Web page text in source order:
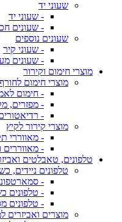
שעוני יד
- שעוני יד
- שעונים
שעונים נוספים
- שעוני קיר
- שעונים
מוצרי חימום וקירור
מוצרי חימום לחורף
- חימום
- מפזרים,
-
מוצרי קירור לקיץ
- מאווררי
- מאווררים
טלפונים, טאבלטים
טלפונים ניידים,
-
- טלפונים
- טלפונים
מוצרים ואביזרים